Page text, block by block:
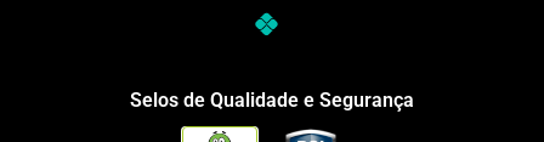
Selos de Qualidade e Segurança